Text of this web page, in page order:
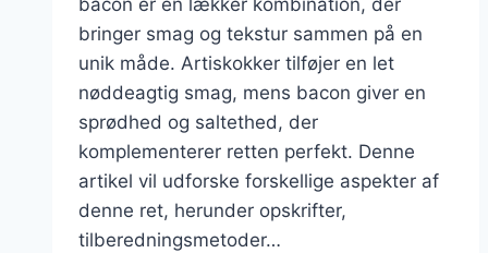
bacon er en lækker kombination, der
bringer smag og tekstur sammen på en
unik måde. Artiskokker tilføjer en let
nøddeagtig smag, mens bacon giver en
sprødhed og saltethed, der
komplementerer retten perfekt. Denne
artikel vil udforske forskellige aspekter af
denne ret, herunder opskrifter,
tilberedningsmetoder…